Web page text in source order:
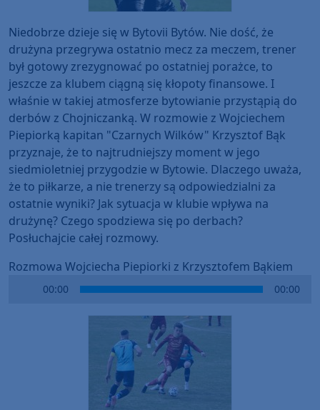
Niedobrze dzieje się w Bytovii Bytów. Nie dość, że
drużyna przegrywa ostatnio mecz za meczem, trener
był gotowy zrezygnować po ostatniej porażce, to
jeszcze za klubem ciągną się kłopoty finansowe. I
właśnie w takiej atmosferze bytowianie przystąpią do
derbów z Chojniczanką. W rozmowie z Wojciechem
Piepiorką kapitan "Czarnych Wilków" Krzysztof Bąk
przyznaje, że to najtrudniejszy moment w jego
siedmioletniej przygodzie w Bytowie. Dlaczego uważa,
że to piłkarze, a nie trenerzy są odpowiedzialni za
ostatnie wyniki? Jak sytuacja w klubie wpływa na
drużynę? Czego spodziewa się po derbach?
Posłuchajcie całej rozmowy.
Rozmowa Wojciecha Piepiorki z Krzysztofem Bąkiem
00:00 00:00